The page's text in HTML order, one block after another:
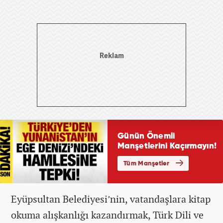
Eyüpsultan Belediyesi’nin, vatandaşlara kitap
okuma alışkanlığı kazandırmak, Türk Dili ve